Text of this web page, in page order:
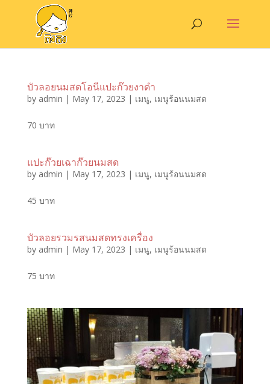
บัวลอยนมสดโอนีแปะก๊วยงาดำ
by admin | May 17, 2023 | เมนู, เมนูร้อนนมสด
70 บาท
แปะก๊วยเฉาก๊วยนมสด
by admin | May 17, 2023 | เมนู, เมนูร้อนนมสด
45 บาท
บัวลอยรวมรสนมสดทรงเครื่อง
by admin | May 17, 2023 | เมนู, เมนูร้อนนมสด
75 บาท